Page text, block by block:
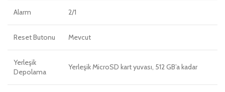
Alarm 2/1
Reset Butonu Mevcut
Yerleşik
Depolama
Yerleşik MicroSD kart yuvası, 512 GB’a kadar